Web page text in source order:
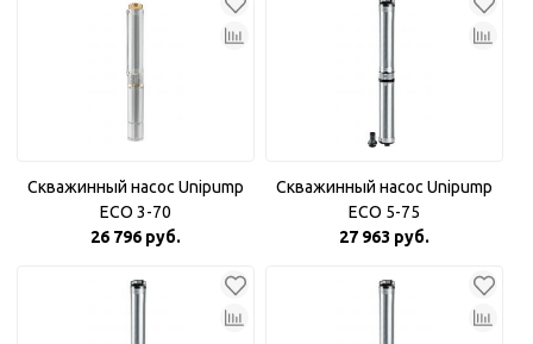
Скважинный насос Unipump
ECO 3-70
26 796 руб.
Скважинный насос Unipump
ECO 5-75
27 963 руб.